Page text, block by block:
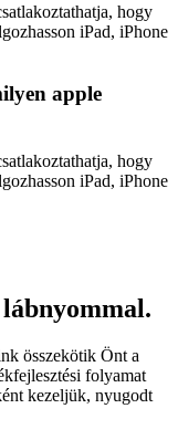
hogy
iPad, iPhone
apple
hogy
iPad, iPhone
összekötik Önt a
folyamat
kezeljük, nyugodt